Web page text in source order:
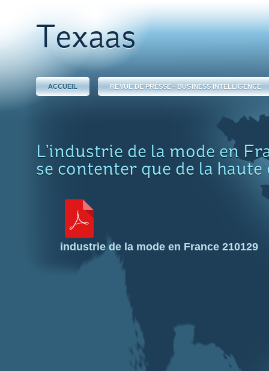
Texaas
ACCUEIL REVUE DE PRESSE - BUSINESS INTELLIGENCE
L’industrie de la mode en
se contenter que de la haute
industrie de la mode en France 210129